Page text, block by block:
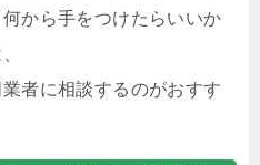
から手をつけたらいいか
者に相談するのがおすす